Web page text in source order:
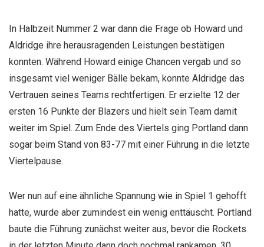
In Halbzeit Nummer 2 war dann die Frage ob Howard und
Aldridge ihre herausragenden Leistungen bestätigen
konnten. Während Howard einige Chancen vergab und so
insgesamt viel weniger Bälle bekam, konnte Aldridge das
Vertrauen seines Teams rechtfertigen. Er erzielte 12 der
ersten 16 Punkte der Blazers und hielt sein Team damit
weiter im Spiel. Zum Ende des Viertels ging Portland dann
sogar beim Stand von 83-77 mit einer Führung in die letzte
Viertelpause.
Wer nun auf eine ähnliche Spannung wie in Spiel 1 gehofft
hatte, wurde aber zumindest ein wenig enttäuscht. Portland
baute die Führung zunächst weiter aus, bevor die Rockets